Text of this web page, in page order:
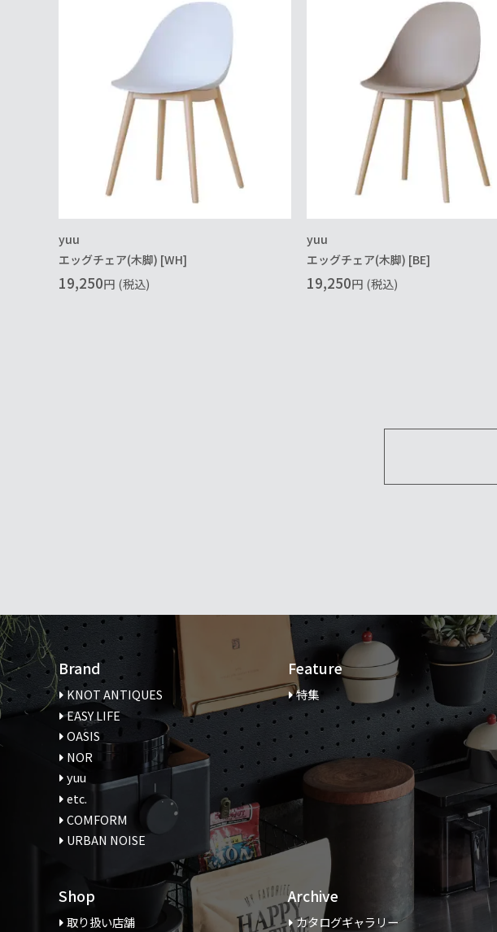
yuu
エッグチェア(木脚) [WH]
19,250円 (税込)
yuu
エッグチェア(木脚) [BE]
19,250円 (税込)
Brand
KNOT ANTIQUES
EASY LIFE
OASIS
NOR
yuu
etc.
COMFORM
URBAN NOISE
Feature
特集
Shop
取り扱い店舗
Archive
カタログギャラリー